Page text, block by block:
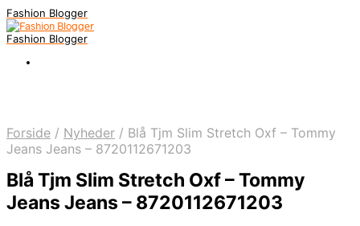
Fashion Blogger
Fashion Blogger
Forside / Nyheder / Blå Tjm Slim Stretch Oxf – Tommy
Jeans Jeans – 8720112671203
Blå Tjm Slim Stretch Oxf – Tommy
Jeans Jeans – 8720112671203